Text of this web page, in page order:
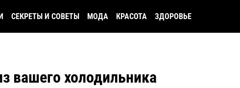
СЕКРЕТЫ И СОВЕТЫ МОДА КРАСОТА ЗДОРОВЬЕ
вашего холодильника